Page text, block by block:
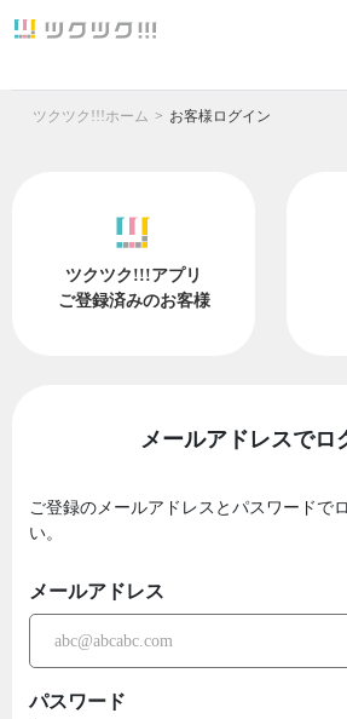
ツクツク!!!ホーム お客様ログイン
ツクツク!!!アプリ
ご登録済みのお客様
メールアドレスでロ
ご登録のメールアドレスとパスワードで
い。
メールアドレス
パスワード